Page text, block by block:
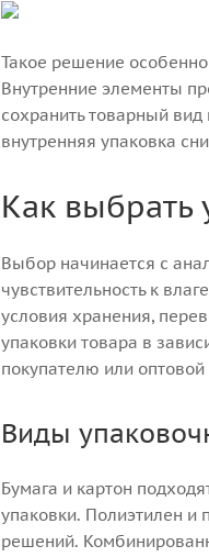
Такое решение
Внутренние элементы
сохранить товарный
внутренняя упаковка
Как выбрать
Выбор начинается с
чувствительность к
условия хранения,
упаковки товара в
покупателю или оптовой
Виды
Бумага и картон
упаковки. Полиэтилен и
решений.